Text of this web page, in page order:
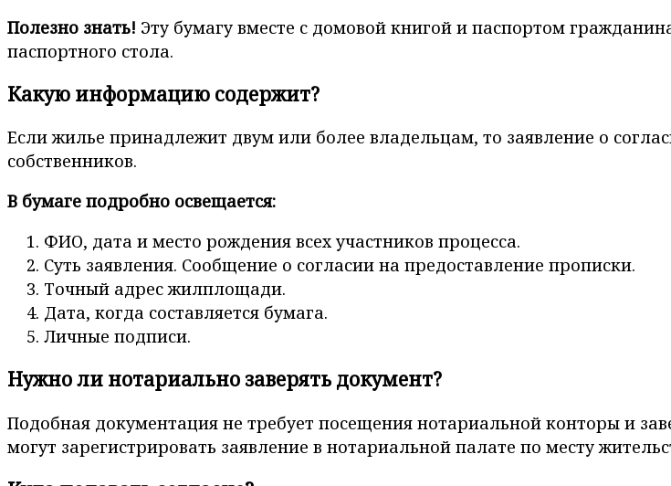
Полезно знать! Эту бумагу вместе с домовой книгой и паспортом
паспортного стола.
Какую информацию содержит?
Если жилье принадлежит двум или более владельцам, то заявление о
собственников.
В бумаге подробно освещается:
ФИО, дата и место рождения всех участников процесса.
Суть заявления. Сообщение о согласии на предоставление прописки.
Точный адрес жилплощади.
Дата, когда составляется бумага.
Личные подписи.
Нужно ли нотариально заверять документ?
Подобная документация не требует посещения нотариальной конторы и
могут зарегистрировать заявление в нотариальной палате по месту